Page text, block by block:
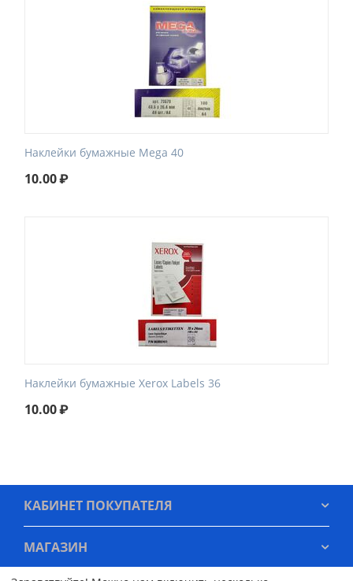
Наклейки бумажные Mega 40
10.00₽
Наклейки бумажные Xerox Labels 36
10.00₽
КАБИНЕТ ПОКУПАТЕЛЯ
МАГАЗИН